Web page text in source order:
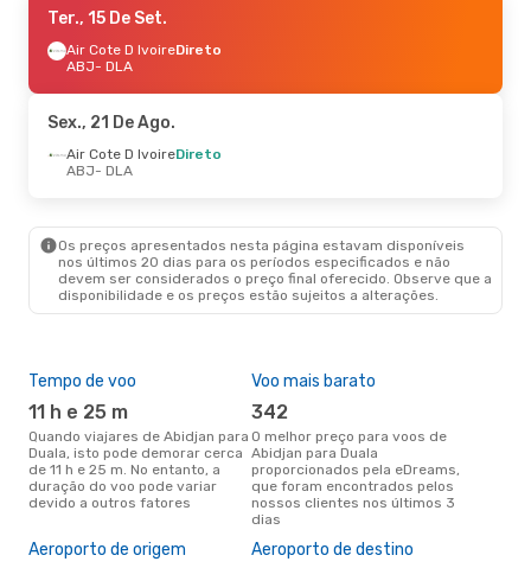
Sex., 21 De Ago.
Air Cote D IvoireDireto
ABJ- DLA
DLA- ABJ
Ter., 15 De Set.- Sex., 18 De Set.
Ter., 15 De Set.
Air Cote D IvoireDireto
ABJ- DLA
Sex., 21 De Ago.
Air Cote D IvoireDireto
ABJ- DLA
Os preços apresentados nesta página estavam disponíveis
nos últimos 20 dias para os períodos especificados e não
devem ser considerados o preço final oferecido. Observe que a
disponibilidade e os preços estão sujeitos a alterações.
Tempo de voo
11 h e 25 m
Quando viajares de Abidjan para
Duala, isto pode demorar cerca
de 11 h e 25 m. No entanto, a
duração do voo pode variar
devido a outros fatores
Voo mais barato
342
O melhor preço para voos de
Abidjan para Duala
proporcionados pela eDreams,
que foram encontrados pelos
nossos clientes nos últimos 3
dias
Aeroporto de origem Aeroporto de destino